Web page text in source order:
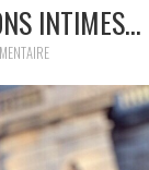
INTIMES…